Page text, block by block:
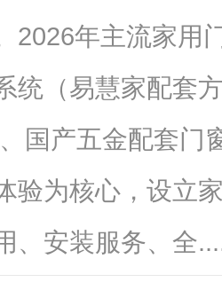
2026年主流家用
统（易慧家配套
国产五金配套门
验为核心，设立
、安装服务、全